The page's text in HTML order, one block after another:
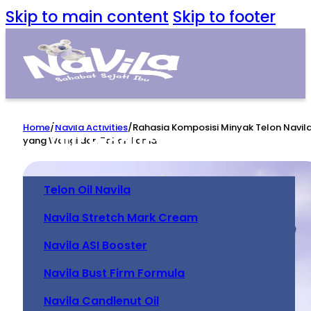
Skip to main content Skip to footer
Home
Our Product
Telon Oil Navila
Navila Stretch Mark Cream
Navila ASI Booster
Navila Bust Firm Formula
Navila Candlenut Oil
Home/Navila Activities/Rahasia Komposisi Minyak Telon
yang Wangi dan Tahan Lama